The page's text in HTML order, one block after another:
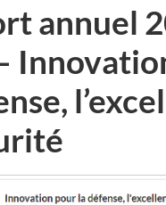
annuel